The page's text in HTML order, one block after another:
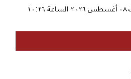
آخر تحديث للموقع: السبت ٠٨ أغسطس ٢٠٢٦ الساعة ١٠:٢٦